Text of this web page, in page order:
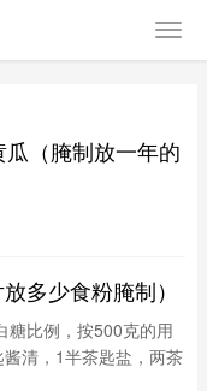
（腌制放一年的
多少食粉腌制）
糖比例，按500克的用
清，1半茶匙盐，两茶